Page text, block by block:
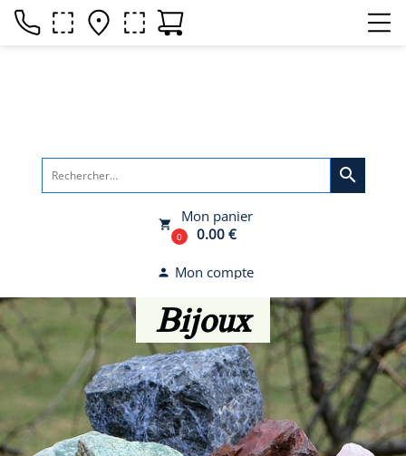
search
local_grocery_store
0
Mon panier
0.00 €
person Mon compte
Bijoux